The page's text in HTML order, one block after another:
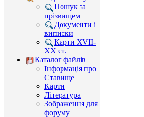
Пошук за
прізвищем
Документи і
виписки
Карти XVII-
XX ст.
Каталог файлів
Інформація про
Ставище
Карти
Література
Зображення для
форуму